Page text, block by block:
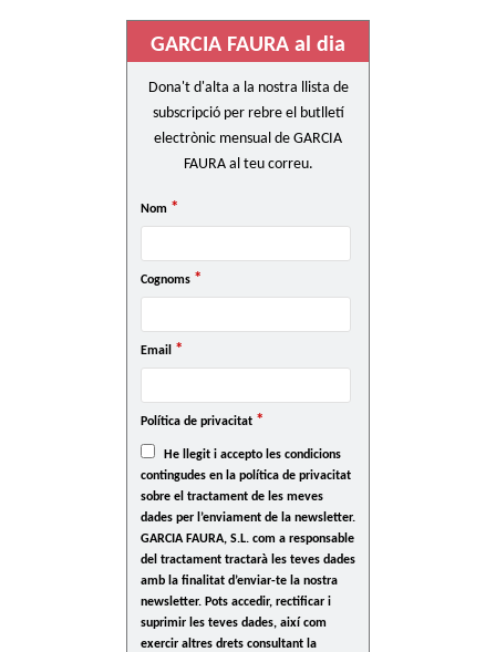
GARCIA FAURA al dia
Dona't d'alta a la nostra llista de
subscripció per rebre el butlletí
electrònic mensual de GARCIA
FAURA al teu correu.
Nom *
Cognoms *
Email *
Política de privacitat *
He llegit i accepto les condicions
contingudes en la política de privacitat
sobre el tractament de les meves
dades per l’enviament de la newsletter.
GARCIA FAURA, S.L. com a responsable
del tractament tractarà les teves dades
amb la finalitat d’enviar-te la nostra
newsletter. Pots accedir, rectificar i
suprimir les teves dades, així com
exercir altres drets consultant la